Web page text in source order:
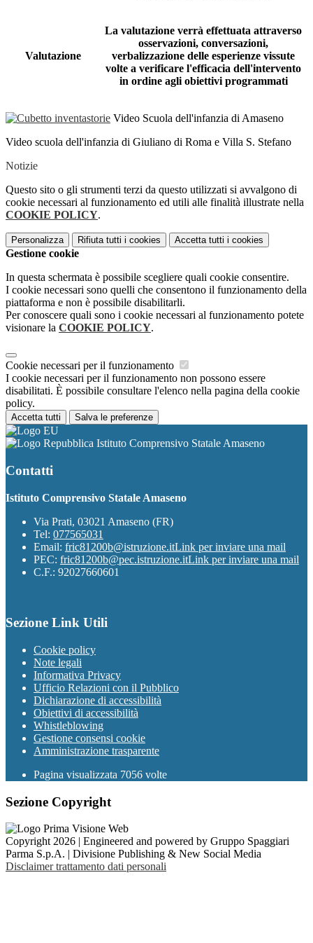
Valutazione
La valutazione verrà effettuata attraverso
osservazioni, conversazioni,
verbalizzazione delle esperienze vissute
volte a verificare l'efficacia dell'intervento
in ordine agli obiettivi programmati
Video Scuola dell'infanzia di Amaseno
Video scuola dell'infanzia di Giuliano di Roma e Villa S. Stefano
Notizie
Questo sito o gli strumenti terzi da questo utilizzati si avvalgono di
cookie necessari al funzionamento ed utili alle finalità illustrate nella
COOKIE POLICY.
Personalizza Rifiuta tutti i cookies Accetta tutti i cookies
Gestione cookie
In questa schermata è possibile scegliere quali cookie consentire.
I cookie necessari sono quelli che consentono il funzionamento della
piattaforma e non è possibile disabilitarli.
Per conoscere quali sono i cookie necessari al funzionamento potete
visionare la COOKIE POLICY.
Cookie necessari per il funzionamento
I cookie necessari per il funzionamento non possono essere
disabilitati. È possibile consultare l'elenco nella pagina della cookie
policy.
Accetta tutti Salva le preferenze
Istituto Comprensivo Statale Amaseno
Contatti
Istituto Comprensivo Statale Amaseno
Via Prati, 03021 Amaseno (FR)
Tel: 077565031
Email: fric81200b@istruzione.itLink per inviare una mail
PEC: fric81200b@pec.istruzione.itLink per inviare una mail
C.F.: 92027660601
Sezione Link Utili
Cookie policy
Note legali
Informativa Privacy
Ufficio Relazioni con il Pubblico
Dichiarazione di accessibilità
Obiettivi di accessibilità
Whistleblowing
Gestione consensi cookie
Amministrazione trasparente
Pagina visualizzata 7056 volte
Sezione Copyright
Copyright 2026 | Engineered and powered by Gruppo Spaggiari
Parma S.p.A. | Divisione Publishing & New Social Media
Disclaimer trattamento dati personali